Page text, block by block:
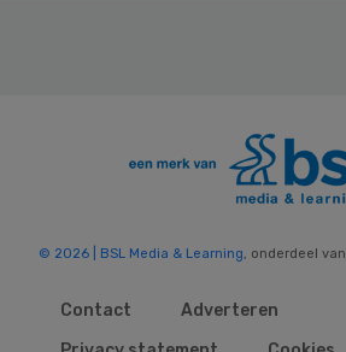
© 2026 | BSL Media & Learning, onderdeel van
Contact
Adverteren